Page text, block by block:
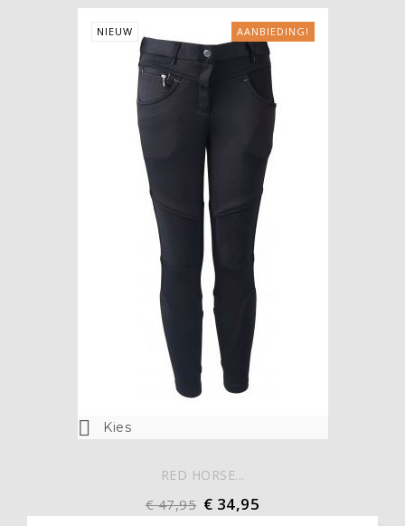
 Kies
AANBIEDING!
NIEUW
RED HORSE...
€ 47,95 € 34,95